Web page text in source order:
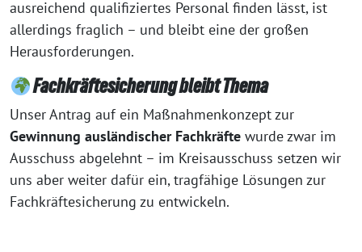
ausreichend qualifiziertes Personal finden lässt, ist
allerdings fraglich – und bleibt eine der großen
Herausforderungen.
Fachkräftesicherung bleibt Thema
Unser Antrag auf ein Maßnahmenkonzept zur
Gewinnung ausländischer Fachkräfte wurde zwar im
Ausschuss abgelehnt – im Kreisausschuss setzen wir
uns aber weiter dafür ein, tragfähige Lösungen zur
Fachkräftesicherung zu entwickeln.